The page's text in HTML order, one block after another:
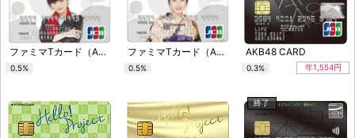
ファミマTカード（AKB48グループデザイン）
0.5%
ファミマTカード（AKB48グループデザイン）
0.5%
AKB48 CARD
0.3% 年1,554円
終了